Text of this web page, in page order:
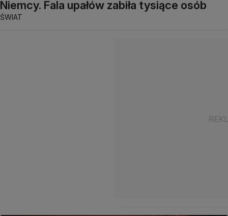
Niemcy. Fala upałów zabiła tysiące osób
ŚWIAT